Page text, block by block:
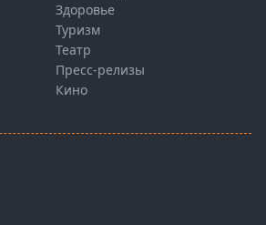
Здоровье
Туризм
Театр
Пресс-релизы
Кино